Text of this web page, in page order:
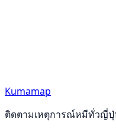
Kumamap
ติดตามเหตุการณ์หมีทั่วญี่ปุ่